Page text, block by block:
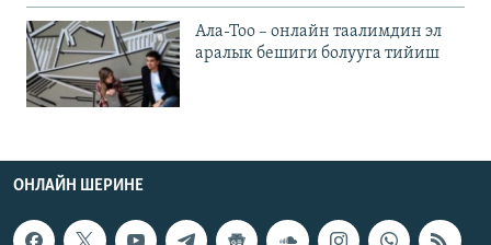
Ала-Тоо – онлайн таалимдин эл
аралык бешиги болууга тийиш
ОНЛАЙН ШЕРИНЕ